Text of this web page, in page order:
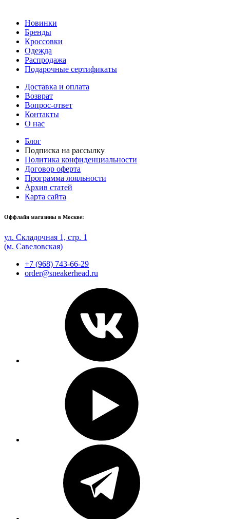
Новинки
Бренды
Кроссовки
Одежда
Распродажа
Подарочные сертификаты
Доставка и оплата
Возврат
Вопрос-ответ
Контакты
О нас
Блог
Подписка на рассылку
Политика конфиденциальности
Договор оферта
Программа лояльности
Архив статей
Карта сайта
Оффлайн магазины в Москве:
ул. Складочная 1, стр. 1
(м. Савеловская)
+7 (968) 743-66-29
order@sneakerhead.ru